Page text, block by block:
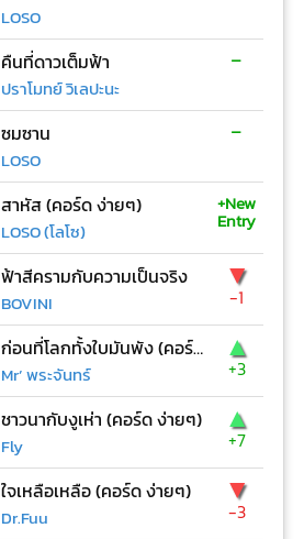
LOSO
คืนที่ดาวเต็มฟ้า
ปราโมทย์ วิเลปะนะ
-
ซมซาน
LOSO
-
สาหัส (คอร์ด ง่ายๆ)
LOSO (โลโซ)
+New
Entry
ฟ้าสีครามกับความเป็นจริง
BOVINI
▼
-1
ก่อนที่โลกทั้งใบมันพัง (คอร์ด ง่ายๆ)
Mr’ พระจันทร์
▲
+3
ชาวนากับงูเห่า (คอร์ด ง่ายๆ)
Fly
▲
+7
ใจเหลือเหลือ (คอร์ด ง่ายๆ)
Dr.Fuu
▼
-3